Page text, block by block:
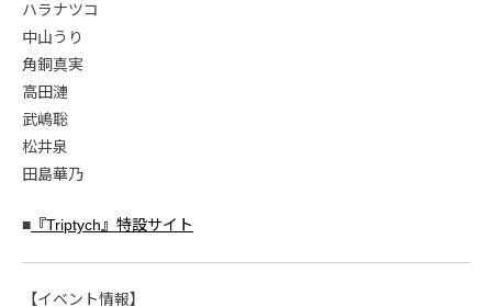
ハラナツコ
中山うり
角銅真実
高田漣
武嶋聡
松井泉
田島華乃
■ 『Triptych』特設サイト
【イベント情報】